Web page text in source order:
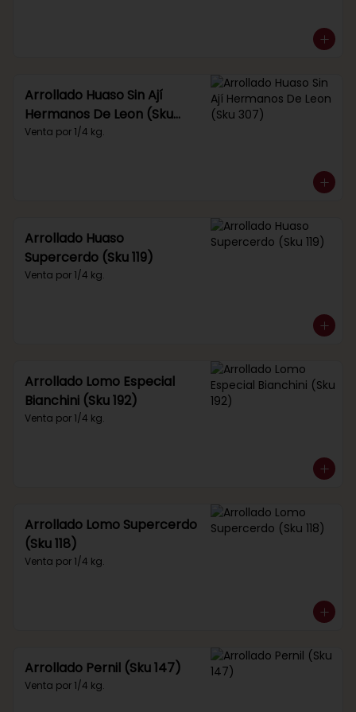
Arrollado Huaso Sin Ají
Hermanos De Leon (Sku
307)
Venta por 1/4 kg.
Arrollado Huaso
Supercerdo (Sku 119)
Venta por 1/4 kg.
Arrollado Lomo Especial
Bianchini (Sku 192)
Venta por 1/4 kg.
Arrollado Lomo Supercerdo
(Sku 118)
Venta por 1/4 kg.
Arrollado Pernil (Sku 147)
Venta por 1/4 kg.